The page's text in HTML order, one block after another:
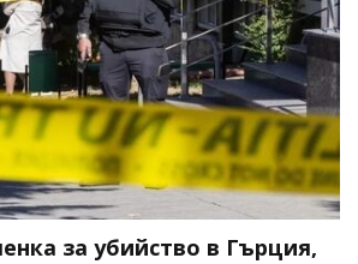
за убийство в Гърция,